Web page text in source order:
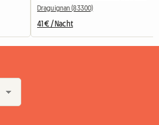
Draguignan (83300)
41 € / Nacht